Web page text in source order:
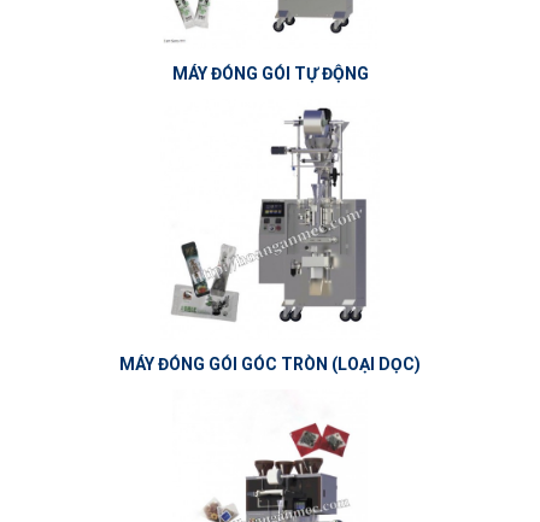
MÁY ĐÓNG GÓI TỰ ĐỘNG
MÁY ĐÓNG GÓI GÓC TRÒN (LOẠI DỌC)